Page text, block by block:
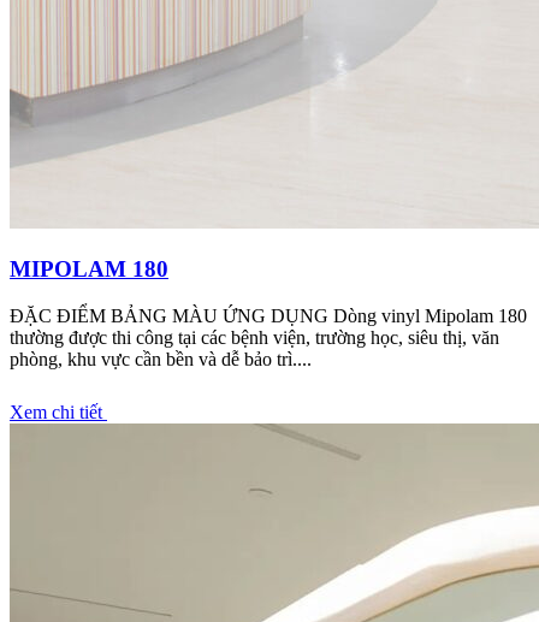
MIPOLAM 180
ĐẶC ĐIỂM BẢNG MÀU ỨNG DỤNG Dòng vinyl Mipolam 180
thường được thi công tại các bệnh viện, trường học, siêu thị, văn
phòng, khu vực cần bền và dễ bảo trì....
Xem chi tiết